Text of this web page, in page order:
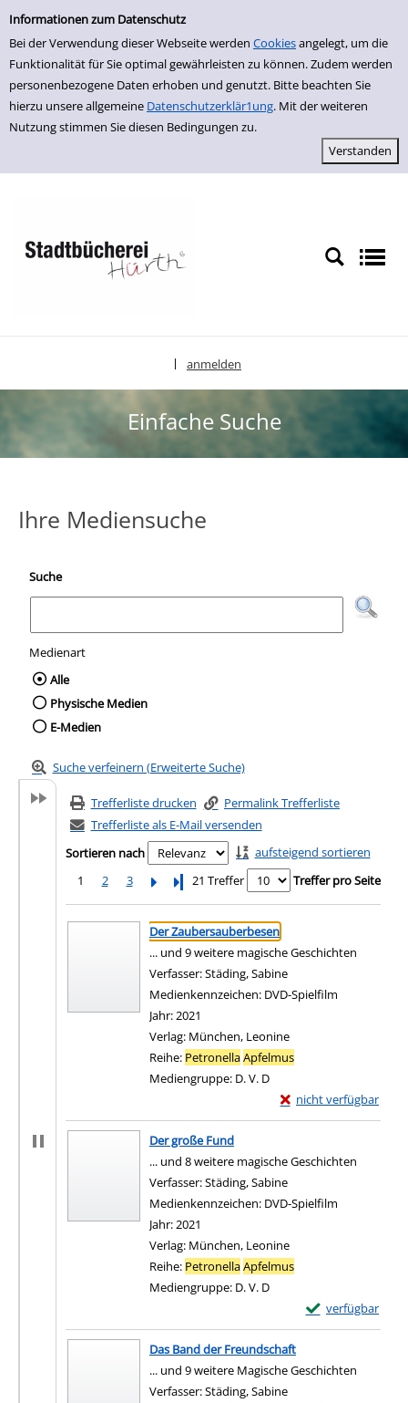
Einfache Suche
Informationen zum Datenschutz
Bei der Verwendung dieser Webseite werden Cookiesangelegt, um die
Funktionalität für Sie optimal gewährleisten zu können. Zudem werden
personenbezogene Daten erhoben und genutzt. Bitte beachten Sie
hierzu unsere allgemeine Datenschutzerklär1ung. Mit der weiteren
Nutzung stimmen Sie diesen Bedingungen zu.
zur Navigation springen
zum Inhalt springen
Zu den Suchfiltern springen
Zur Trefferliste springen
anmelden
Einfache Suche
Ihre Mediensuche
Suche
Medienart
Wählen Sie die Medienart nach der Sie
Alle
Physische Medien
E-Medien
Suche verfeinern (Erweiterte Suche)
Trefferliste drucken
Permalink Trefferliste
Trefferliste als E-Mail versenden
Sortieren nach
aufsteigend sortieren
1
2 3 Letzte Seite
21 Treffer Treffer pro Seite
Suchergebnis
Zu den Suchfiltern springen
Der Zaubersauberbesen
... und 9 weitere magische Geschichten
Verfasser:Städing, Sabine
Medienkennzeichen: DVD-Spielfilm
Jahr:2021
Verlag: München, Leonine
Reihe: PetronellaApfelmus
Mediengruppe: D. V. D
nicht verfügbar
Exemplar-Details von
Zum Download von
Der große Fund
... und 8 weitere magische Geschichten
Verfasser:Städing, Sabine
Medienkennzeichen: DVD-Spielfilm
Jahr:2021
Verlag: München, Leonine
Reihe: PetronellaApfelmus
Mediengruppe: D. V. D
verfügbar
Exemplar-Details
Zum Download
Das Band der Freundschaft
... und 9 weitere Magische Geschichten
Verfasser:Städing, Sabine